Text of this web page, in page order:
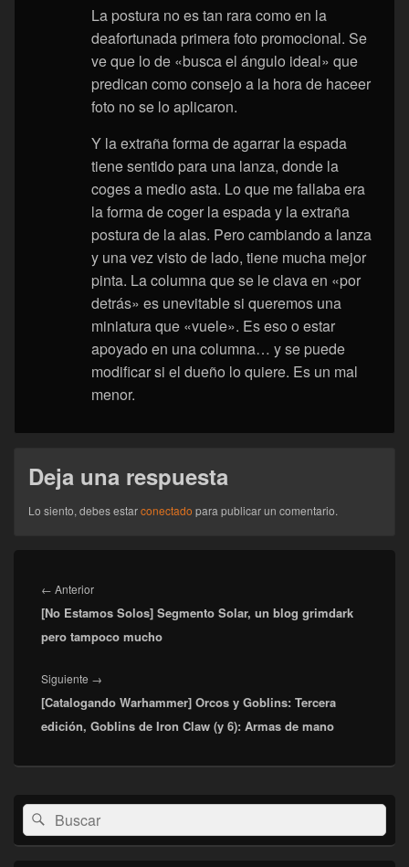
La postura no es tan rara como en la
deafortunada primera foto promocional. Se
ve que lo de «busca el ángulo ideal» que
predican como consejo a la hora de haceer
foto no se lo aplicaron.
Y la extraña forma de agarrar la espada
tiene sentido para una lanza, donde la
coges a medio asta. Lo que me fallaba era
la forma de coger la espada y la extraña
postura de la alas. Pero cambiando a lanza
y una vez visto de lado, tiene mucha mejor
pinta. La columna que se le clava en «por
detrás» es unevitable si queremos una
miniatura que «vuele». Es eso o estar
apoyado en una columna… y se puede
modificar si el dueño lo quiere. Es un mal
menor.
Deja una respuesta
Lo siento, debes estarconectado para publicar un comentario.
de
entradas
← AnteriorEntrada
anterior:
[No Estamos Solos] Segmento Solar, un blog grimdark
pero tampoco mucho
Siguiente →
siguiente:
[Catalogando Warhammer] Orcos y Goblins: Tercera
edición, Goblins de Iron Claw (y 6): Armas de mano
área
de
widget
Buscar
por:
Buscar